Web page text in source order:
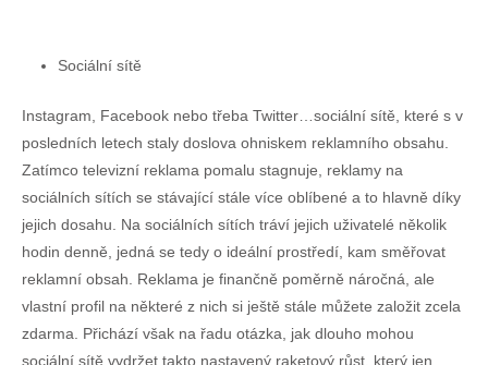
Sociální sítě
Instagram, Facebook nebo třeba Twitter…sociální sítě, které s v
posledních letech staly doslova ohniskem reklamního obsahu.
Zatímco televizní reklama pomalu stagnuje, reklamy na
sociálních sítích se stávající stále více oblíbené a to hlavně díky
jejich dosahu. Na sociálních sítích tráví jejich uživatelé několik
hodin denně, jedná se tedy o ideální prostředí, kam směřovat
reklamní obsah. Reklama je finančně poměrně náročná, ale
vlastní profil na některé z nich si ještě stále můžete založit zcela
zdarma. Přichází však na řadu otázka, jak dlouho mohou
sociální sítě vydržet takto nastavený raketový růst, který jen